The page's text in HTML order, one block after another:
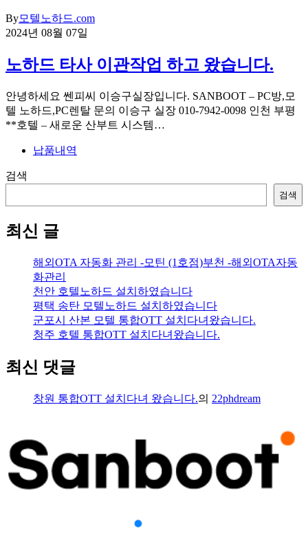
By모텔노하드.com
2024년 08월 07일
노하드 타사 이관작업 하고 왔습니다.
안녕하세요 쎈피씨 이승구실장입니다. SANBOOT – PC방,모
텔 노하드,PC렌탈 문의 이승구 실장 010-7942-0098 인천 부평
**호텔 – 새로운 산부트 시스템…
납품내역
검색
검색
최신 글
해외OTA 자동화 관리 -모틴 (1호점)부천 -해외OTA자동
화관리
천안 호텔노하드 설치하였습니다
평택 송탄 모텔노하드 설치하였습니다
군포시 산본 모텔 통합OTT 설치다녀왔습니다.
청주 호텔 통합OTT 설치다녀왔습니다.
최신 댓글
창원 통합OTT 설치다녀 왔습니다.의 22phdream